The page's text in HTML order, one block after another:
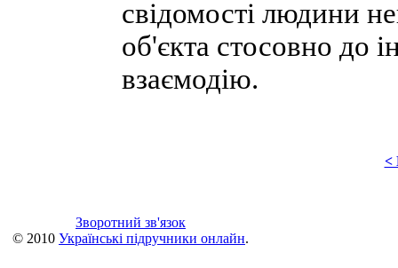
свідомості людини
об'єкта стосовно до
взаємодію.
<
Зворотний зв'язок
© 2010 Українські підручники онлайн.